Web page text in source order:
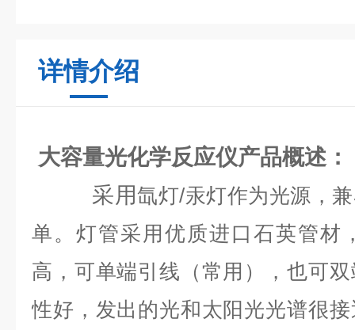
详情介绍
大容量光化学反应仪产品概述 ：
采用氙灯/汞灯作为光源，
单。灯管采用优质进口石英管材
高，可单端引线（常用），也可
性好，发出的光和太阳光光谱很